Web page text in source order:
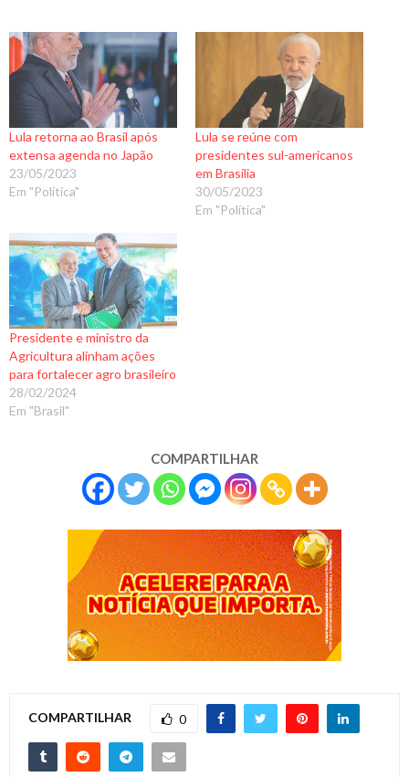
Lula retorna ao Brasil após
extensa agenda no Japão
23/05/2023
Em "Política"
Lula se reúne com
presidentes sul-americanos
em Brasília
30/05/2023
Em "Política"
Presidente e ministro da
Agricultura alinham ações
para fortalecer agro brasileiro
28/02/2024
Em "Brasil"
COMPARTILHAR
COMPARTILHAR 0